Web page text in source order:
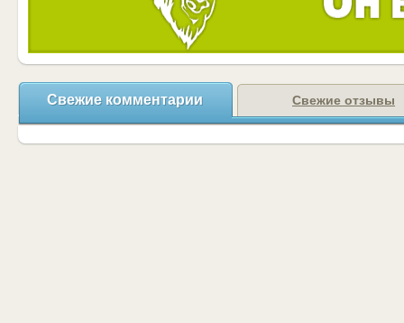
Свежие комментарии Свежие отзывы